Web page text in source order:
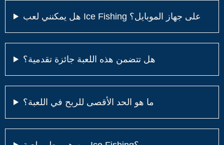
هل يمكنني لعب Ice Fishing على جهاز الموبايل؟
هل تتضمن هذه اللعبة جائزة تقدمية؟
ما هو الحد الأقصى للربح في اللعبة؟